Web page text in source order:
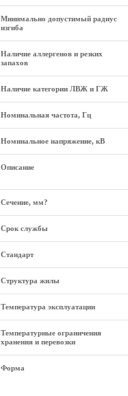
Минимально допустимый радиус
изгиба
Наличие аллергенов и резких
запахов
Наличие категории ЛВЖ и ГЖ
Номинальная частота, Гц
Номинальное напряжение, кВ
Описание
Сечение, мм?
Срок службы
Стандарт
Структура жилы
Температура эксплуатации
Температурные ограничения
хранения и перевозки
Форма